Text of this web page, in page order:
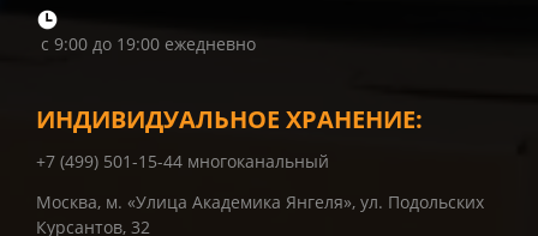
с 9:00 до 19:00 ежедневно
ИНДИВИДУАЛЬНОЕ ХРАНЕНИЕ:
+7 (499) 501-15-44 многоканальный
Москва, м. «Улица Академика Янгеля», ул. Подольских
Курсантов, 32